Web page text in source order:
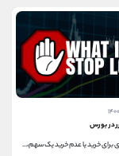
در بورس
خرید یا عدم خرید یک سهم،...